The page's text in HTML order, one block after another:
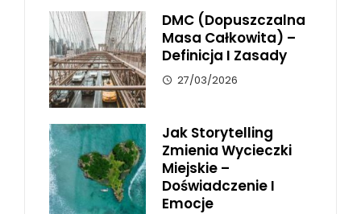
DMC (dopuszczalna
Masa Całkowita) –
Definicja I Zasady
27/03/2026
Jak Storytelling
Zmienia Wycieczki
Miejskie –
Doświadczenie I
Emocje